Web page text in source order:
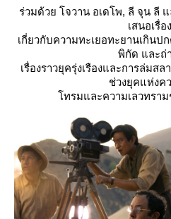
ร่วมด้วย โจวาน อเดโพ, ลี จุน ลี
เสนอเรื่อ
เกี่ยวกับความทะเยอทะยานเกินป
พิกัด และถ่
เรื่องราวยุครุ่งเรืองและการล่มส
ช่วงยุคแห่งค
ทรมและความเลวทรา